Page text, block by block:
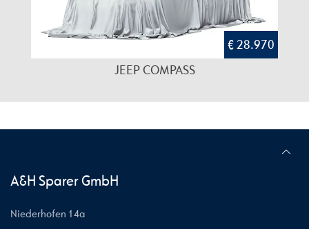
€ 28.970
JEEP COMPASS
A&H Sparer GmbH
Niederhofen 14a